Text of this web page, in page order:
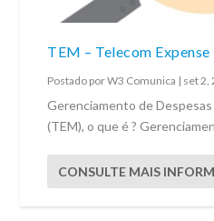
TEM – Telecom
Postado porW3 Comunica | set 2,
Gerenciamento de
(TEM), o que é ?
CONSULTE MAIS